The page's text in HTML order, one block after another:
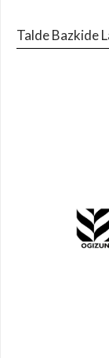
Talde Bazkide